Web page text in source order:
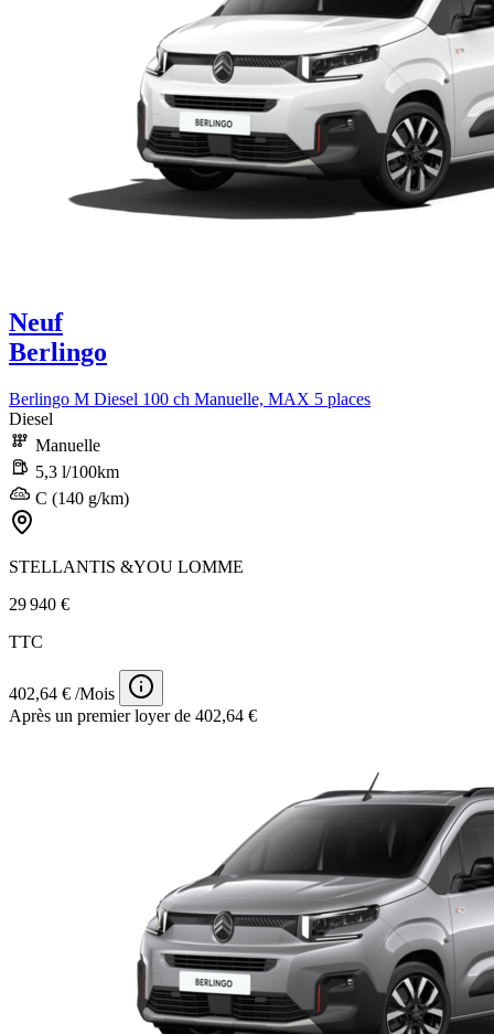
Neuf
Berlingo
Berlingo M Diesel 100 ch Manuelle, MAX 5 places
Diesel
Manuelle
5,3 l/100km
C (140 g/km)
STELLANTIS &YOU LOMME
29 940 €
TTC
402,64 € /Mois
Après un premier loyer de 402,64 €